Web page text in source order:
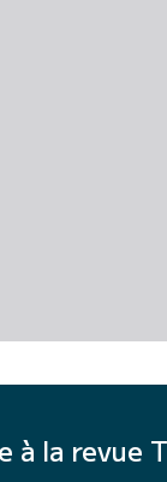
à la revue